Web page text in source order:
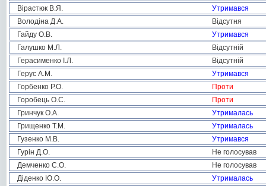
Вірастюк В.Я.
Утримався
Володіна Д.А.
Відсутня
Гайду О.В.
Утримався
Галушко М.Л.
Відсутній
Герасименко І.Л.
Відсутній
Герус А.М.
Утримався
Горбенко Р.О.
Проти
Горобець О.С.
Проти
Гринчук О.А.
Утрималась
Грищенко Т.М.
Утрималась
Гузенко М.В.
Утримався
Гурін Д.О.
Не голосував
Демченко С.О.
Не голосував
Діденко Ю.О.
Утрималась